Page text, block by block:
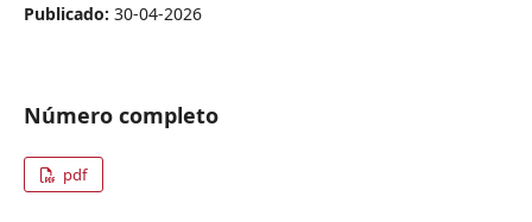
Publicado: 30-04-2026
Número completo
pdf